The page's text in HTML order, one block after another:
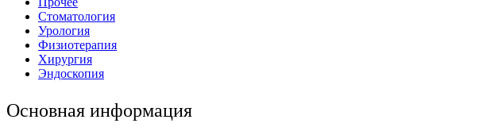
Стоматология
Урология
Физиотерапия
Хирургия
Эндоскопия
Основная информация